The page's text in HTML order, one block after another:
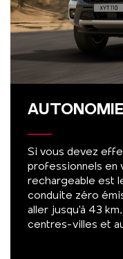
Si vous devez
professionnels en
rechargeable est
conduite zéro
aller jusqu'à 43
centres-villes et